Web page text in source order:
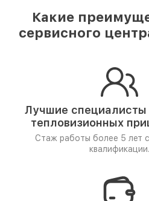
Какие
сервисного
Лучшие специалисты
тепловизионных
Стаж работы более 5 лет
квалификации.